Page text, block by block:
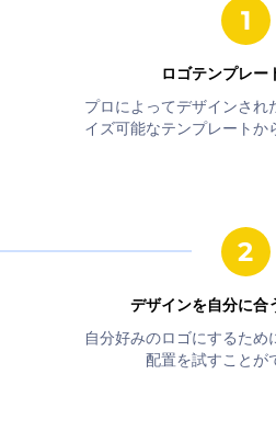
ロゴテンプレー
プロによってデザインされ
イズ可能なテンプレートか
デザインを自分に合
自分好みのロゴにするため
配置を試すことが